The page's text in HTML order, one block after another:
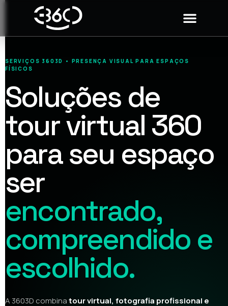
SERVIÇOS 3603D • PRESENÇA VISUAL PARA ESPAÇOS
FÍSICOS
Soluções de
tour virtual 360
para seu espaço
ser
encontrado,
compreendido e
escolhido.
A 3603D combinatour virtual, fotografia profissional e